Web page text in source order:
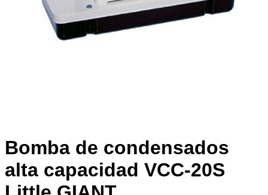
Bomba de condensados
alta capacidad VCC-20S